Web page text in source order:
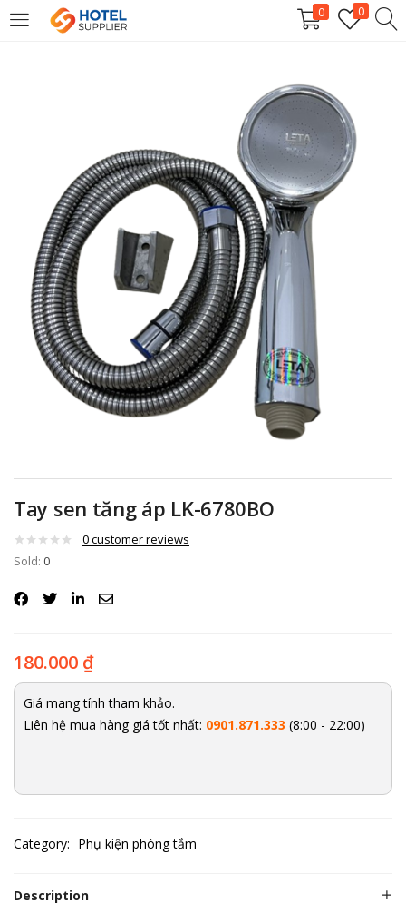
0 0
LOGIN
Enter your username and password to login.
Remember me
Login
Lost password?
Tay sen tăng áp LK-6780BO
0customer reviews
Sold: 0
180.000 ₫
Giá mang tính tham khảo.
Liên hệ mua hàng giá tốt nhất: 0901.871.333 (8:00 - 22:00)
Category: Phụ kiện phòng tắm
Description